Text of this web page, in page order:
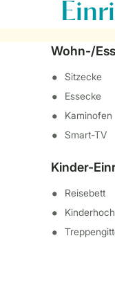
Wohn-/
Sitzecke
Essecke
Kaminofen
Smart-TV
Kinder-
Reisebett